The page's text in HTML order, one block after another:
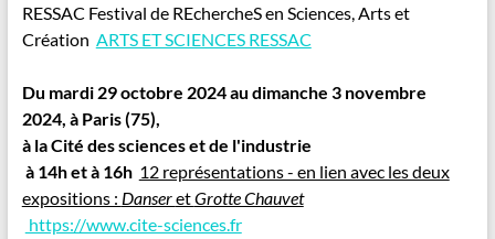
RESSAC Festival de REchercheS en Sciences, Arts et
Création ARTS ET SCIENCES RESSAC
Du mardi 29 octobre 2024 au dimanche 3 novembre
2024, à Paris (75),
à la Cité des sciences et de l'industrie
à 14h et à 16h 12 représentations - en lien avec les deux
expositions : DanseretGrotte Chauvet
https://www.cite-sciences.fr